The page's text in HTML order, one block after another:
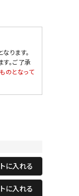
ります。
。ご了承
のとなって
に入れる
に入れる